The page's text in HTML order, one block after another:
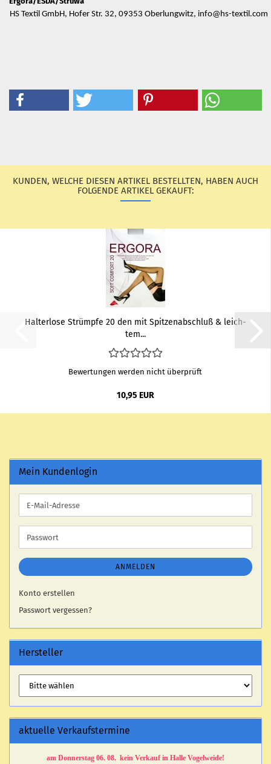
HS Textil GmbH, Hofer Str. 32, 09353 Oberlungwitz, info@hs-textil.com
KUNDEN, WELCHE DIESEN ARTIKEL BESTELLTEN, HABEN AUCH
FOLGENDE ARTIKEL GEKAUFT:
Hal­ter­lo­se Strümp­fe 20 den mit Spit­zen­ab­schluß & leich­
tem...
Bewertungen werden nicht überprüft
10,95 EUR
Mein Kundenlogin
E-
Mail-
Adresse
Passwort
ANMELDEN
Konto erstellen
Passwort vergessen?
Hersteller
aktuelle Verkaufstermine
am Donnerstag 06. 08. kein Verkauf in Halle Vogelweide!